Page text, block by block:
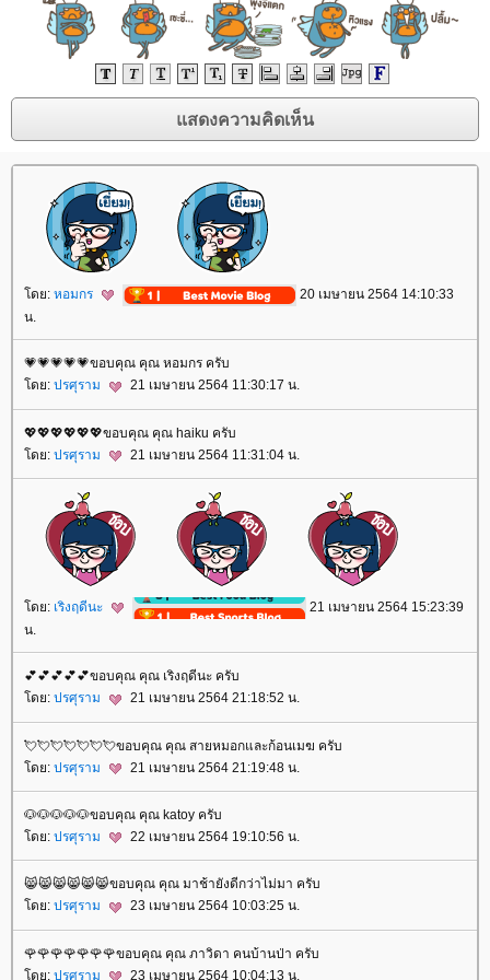
ดย: หอมกร
20 เมษายน 2564 14:10:33
น.
💗💗💗💗💗ขอบคุณ คุณ หอมกร ครับ
ดย: ปรศุราม 21 เมษายน 2564 11:30:17 น.
💖💖💖💖💖💖ขอบคุณ คุณ haiku ครับ
ดย: ปรศุราม 21 เมษายน 2564 11:31:04 น.
ดย: เริงฤดีนะ
21 เมษายน 2564 15:23:39
น.
💕💕💕💕💕ขอบคุณ คุณ เริงฤดีนะ ครับ
ดย: ปรศุราม 21 เมษายน 2564 21:18:52 น.
💘💘💘💘💘💘💘ขอบคุณ คุณ สายหมอกและก้อนเมฆ ครับ
ดย: ปรศุราม 21 เมษายน 2564 21:19:48 น.
🐶🐶🐶🐶🐶ขอบคุณ คุณ katoy ครับ
ดย: ปรศุราม 22 เมษายน 2564 19:10:56 น.
😸😸😸😸😸😸ขอบคุณ คุณ มาช้ายังดีกว่าไม่มา ครับ
ดย: ปรศุราม 23 เมษายน 2564 10:03:25 น.
🌹🌹🌹🌹🌹🌹🌹ขอบคุณ คุณ ภาวิดา คนบ้านป่า ครับ
ดย: ปรศุราม 23 เมษายน 2564 10:04:13 น.